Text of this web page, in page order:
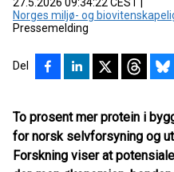
Norges miljø- og
Pressemelding
Del
To prosent mer protein i
for norsk selvforsyning og
Forskning viser at